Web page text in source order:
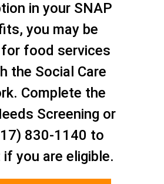
in your SNAP
you may be
food services
the Social Care
Complete the
Screening or
830-1140 to
you are eligible.